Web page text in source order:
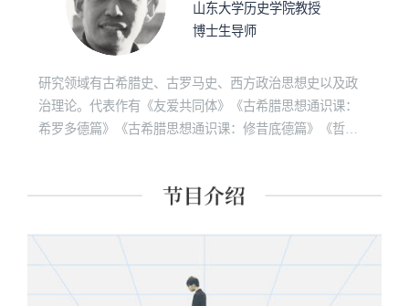
山东大学历史学院教授
博士生导师
研究领域有古希腊史、古罗马史、西方政治思想史以及政
治理论。代表作有《友爱共同体》《古希腊思想通识课：
希罗多德篇》《古希腊思想通识课：修昔底德篇》《哲学